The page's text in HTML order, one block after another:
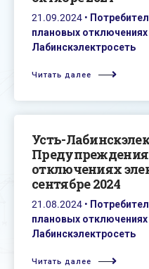
21.09.2024 •
плановых отключениях
Лабинскэлектросеть
Читать далее
Усть-
отключениях
сентябре 2024
21.08.2024 •
плановых отключениях
Лабинскэлектросеть
Читать далее